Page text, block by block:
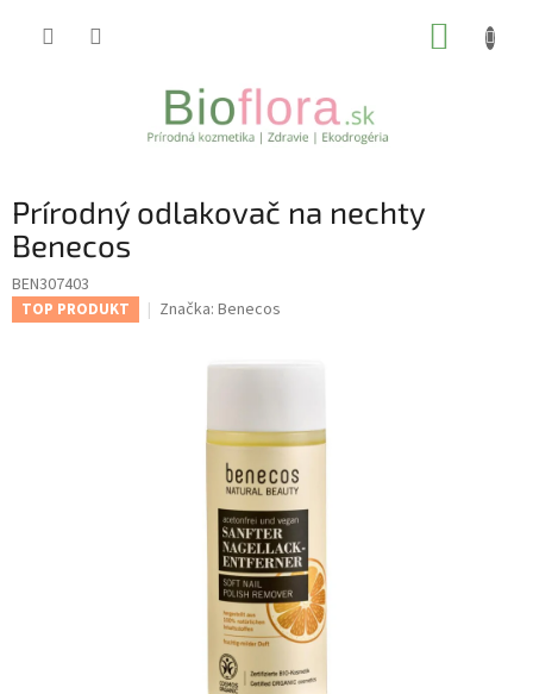
Prírodný odlakovač na nechty
Benecos
BEN307403
TOP PRODUKT Značka: Benecos